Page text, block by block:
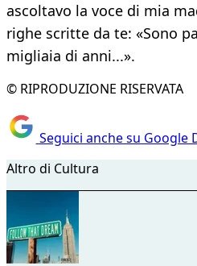
ascoltavo la voce di mia
righe scritte da te: «Sono
migliaia di anni...».
© RIPRODUZIONE RISERVATA
Seguici anche su Google
Altro di Cultura